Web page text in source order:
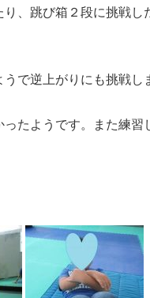
り、跳び箱２段に挑戦し
で逆上がりにも挑戦し
たようです。また練習